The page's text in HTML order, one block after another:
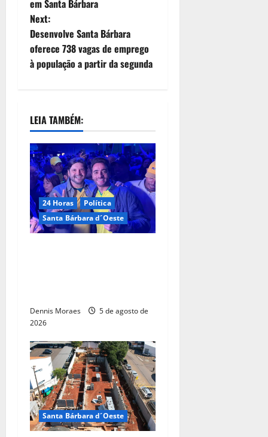
em Santa Bárbara
Next:
Desenvolve Santa Bárbara
oferece 738 vagas de emprego
à população a partir da segunda
LEIA TAMBÉM:
24 Horas
Política
Santa Bárbara d´Oeste
Dennis Moraes
5 de agosto de
2026
Santa Bárbara d´Oeste